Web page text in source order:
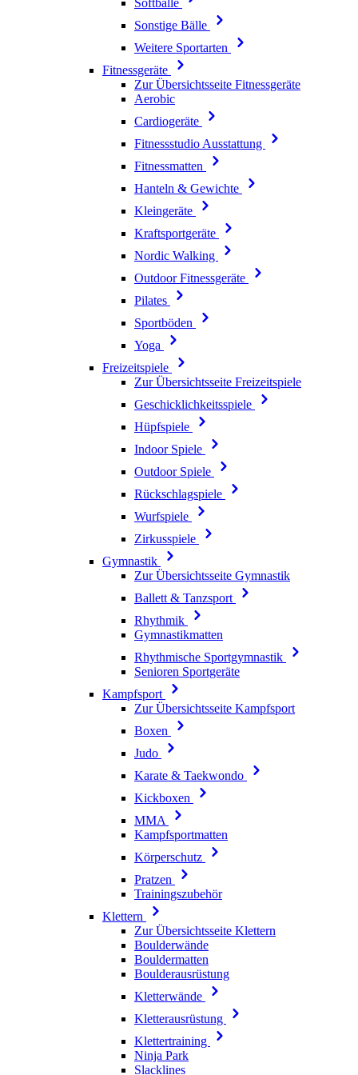
Softbälle
Sonstige Bälle
Weitere Sportarten
Fitnessgeräte
Zur Übersichtsseite Fitnessgeräte
Aerobic
Cardiogeräte
Fitnessstudio Ausstattung
Fitnessmatten
Hanteln & Gewichte
Kleingeräte
Kraftsportgeräte
Nordic Walking
Outdoor Fitnessgeräte
Pilates
Sportböden
Yoga
Freizeitspiele
Zur Übersichtsseite Freizeitspiele
Geschicklichkeitsspiele
Hüpfspiele
Indoor Spiele
Outdoor Spiele
Rückschlagspiele
Wurfspiele
Zirkusspiele
Gymnastik
Zur Übersichtsseite Gymnastik
Ballett & Tanzsport
Rhythmik
Gymnastikmatten
Rhythmische Sportgymnastik
Senioren Sportgeräte
Kampfsport
Zur Übersichtsseite Kampfsport
Boxen
Judo
Karate & Taekwondo
Kickboxen
MMA
Kampfsportmatten
Körperschutz
Pratzen
Trainingszubehör
Klettern
Zur Übersichtsseite Klettern
Boulderwände
Bouldermatten
Boulderausrüstung
Kletterwände
Kletterausrüstung
Klettertraining
Ninja Park
Slacklines